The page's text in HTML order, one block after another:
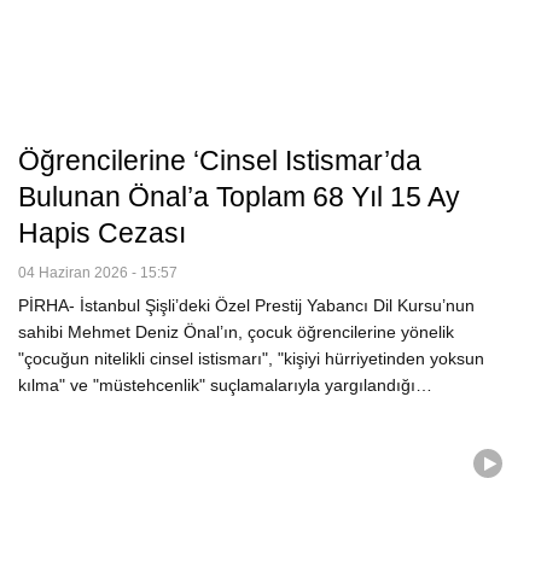
Öğrencilerine ‘cinsel Istismar’da
Bulunan Önal’a Toplam 68 Yıl 15 Ay
Hapis Cezası
04 Haziran 2026 - 15:57
PİRHA- İstanbul Şişli’deki Özel Prestij Yabancı Dil Kursu’nun
sahibi Mehmet Deniz Önal’ın, çocuk öğrencilerine yönelik
"çocuğun nitelikli cinsel istismarı", "kişiyi hürriyetinden yoksun
kılma" ve "müstehcenlik" suçlamalarıyla yargılandığı…